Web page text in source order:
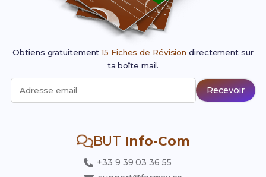
Obtiens gratuitement15 Fiches de Révision directement sur
ta boîte mail.
Adresse email Recevoir
BUT Info-Com
+33 9 39 03 36 55